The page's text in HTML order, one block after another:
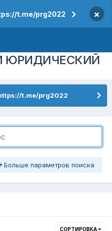
t.me/prg2022 ×
ЮРИДИЧЕСКИЙ
t.me/prg2022
Больше параметров поиска
СОРТИРОВКА